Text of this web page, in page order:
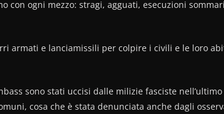
con ogni mezzo: stragi, agguati, esecuzioni
armati e lanciamissili per colpire i civili e le loro
sono stati uccisi dalle milizie fasciste
cosa che è stata denunciata anche dagli